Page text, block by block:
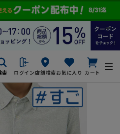
索 ログイン店舗検索お気に入り カート